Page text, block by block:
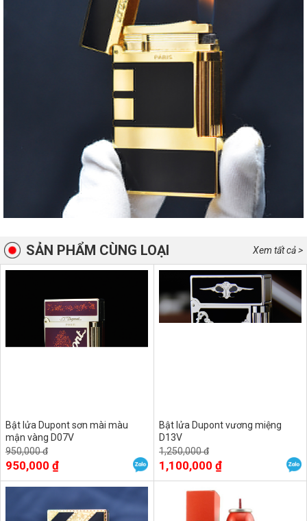
Xem tất cả >
SẢN PHẨM CÙNG LOẠI
Bật lửa Dupont sơn mài màu
mận vàng D07V
950,000 đ
950,000 ₫
Bật lửa Dupont vương miệng
D13V
1,250,000 đ
1,100,000 ₫